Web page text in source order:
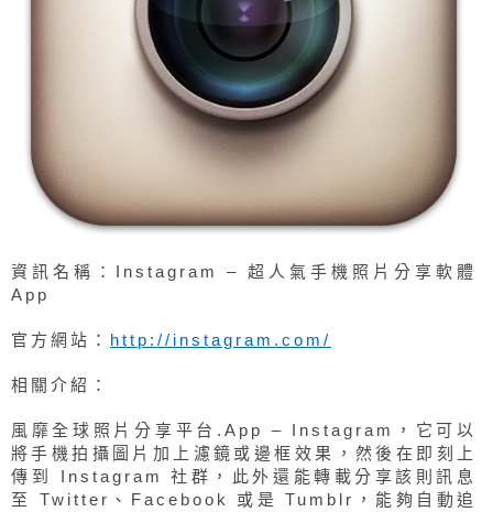
資訊名稱：Instagram – 超人氣手機照片分享軟體
App
官方網站： http://instagram.com/
相關介紹：
風靡全球照片分享平台.App – Instagram，它可以
將手機拍攝圖片加上濾鏡或邊框效果，然後在即刻上
傳到 Instagram 社群，此外還能轉載分享該則訊息
至 Twitter、Facebook 或是 Tumblr，能夠自動追